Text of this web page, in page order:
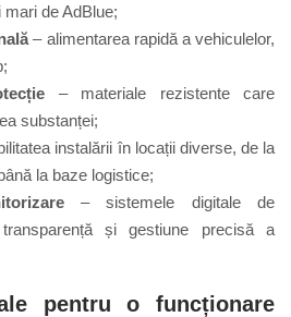
de AdBlue;
– alimentarea rapidă a vehiculelor,
– materiale rezistente care
substanței;
instalării în locații diverse, de la
la baze logistice;
– sistemele digitale de
și gestiune precisă a
pentru o funcționare